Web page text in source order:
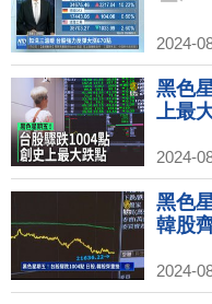
2024-
黑色
上最
2024-
黑色
韓股
2024-